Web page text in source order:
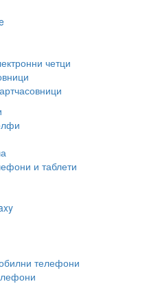
четци
и таблети
телефони